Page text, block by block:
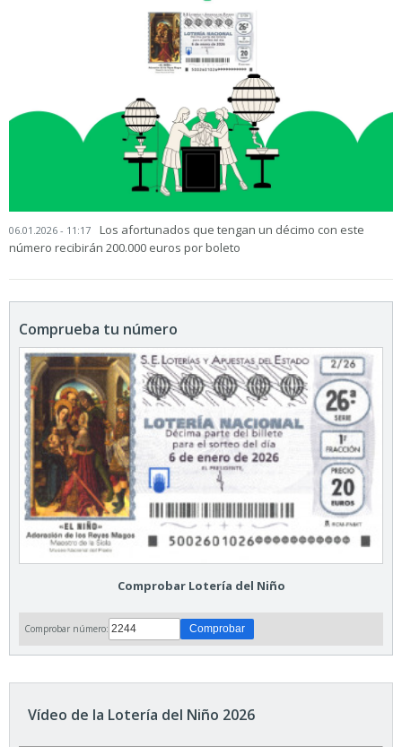
06.01.2026 - 11:17
Los afortunados que tengan un décimo con este
número recibirán 200.000 euros por boleto
Comprueba tu número
Comprobar Lotería del Niño
Comprobar número:
Vídeo de la Lotería del Niño 2026